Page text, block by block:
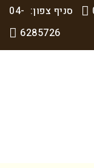
סניף צפון: 04-
6285726